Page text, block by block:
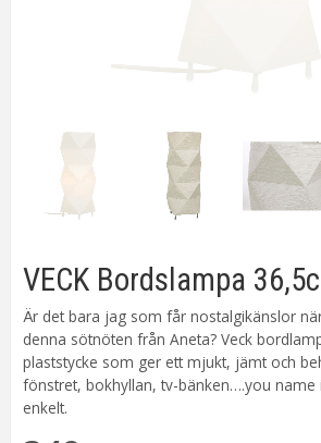
VECK Bordslampa
Är det bara jag som får nostalgikänslor
denna sötnöten från Aneta? Veck
plaststycke som ger ett mjukt, jämt och
fönstret, bokhyllan, tv-bänken….you name
enkelt.